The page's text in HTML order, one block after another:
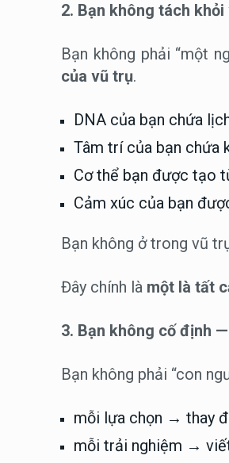
2. Bạn không tách
Bạn không phải “một
của vũ trụ.
DNA của bạn chứa
Tâm trí của bạn chứa
Cơ thể bạn được tạo
Cảm xúc của bạn
Bạn không ở trong vũ
Đây chính là một là tất
3. Bạn không cố định
Bạn không phải “con
mỗi lựa chọn → thay
mỗi trải nghiệm →